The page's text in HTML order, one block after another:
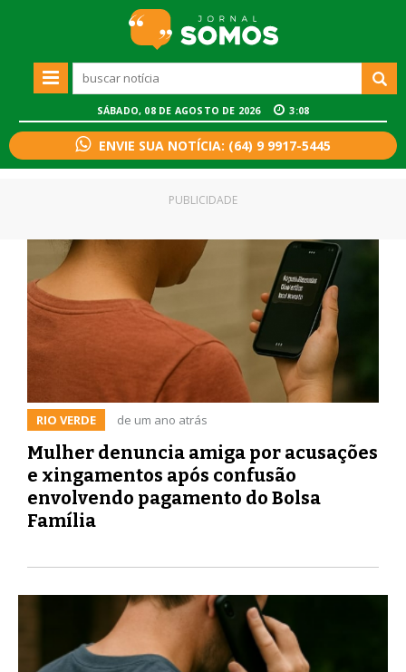
SÁBADO, 08 DE AGOSTO DE 2026 3:08
ENVIE SUA NOTÍCIA: (64) 9 9917-5445
RIO VERDE de um ano atrás
Mulher denuncia amiga por acusações
e xingamentos após confusão
envolvendo pagamento do Bolsa
Família
PUBLICIDADE